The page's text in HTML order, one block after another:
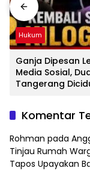
Hukum
Ganja Dipesan
Media Sosial,
Tangerang
Komentar
Rohman pada
Tinjau Rumah
Tapos Upayakan